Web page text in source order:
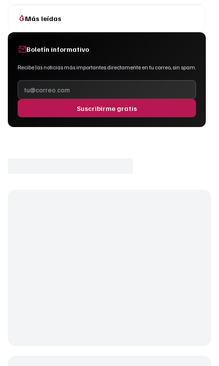
Más leídas
Boletín informativo
Recibe las noticias más importantes directamente en tu correo, sin spam.
Suscribirme gratis